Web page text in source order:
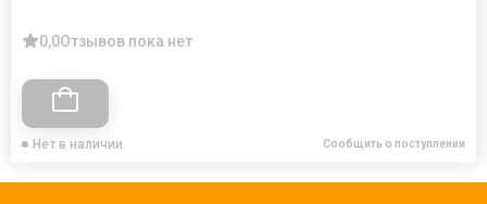
0,0Отзывов пока нет
Нет в наличии Сообщить о поступлении